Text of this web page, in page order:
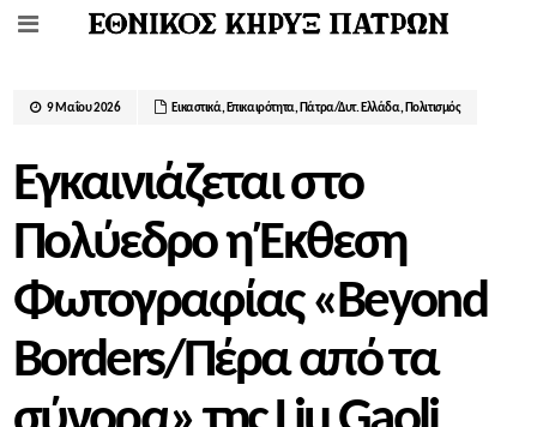
9 Μαΐου 2026 Εικαστικά, Επικαιρότητα, Πάτρα/Δυτ. Ελλάδα, Πολιτισμός
Εγκαινιάζεται στο
Πολύεδρο η Έκθεση
Φωτογραφίας «Beyond
Borders/Πέρα από τα